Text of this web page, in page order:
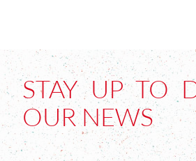
STAY UP TO
OUR NEWS